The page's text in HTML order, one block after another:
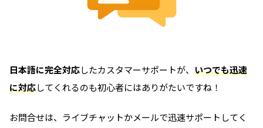
日本語に完全対応したカスタマーサポートが、 いつでも迅速
に対応してくれるのも初心者にはありがたいですね！
お問合せは、ライブチャットかメールで迅速サポートしてく